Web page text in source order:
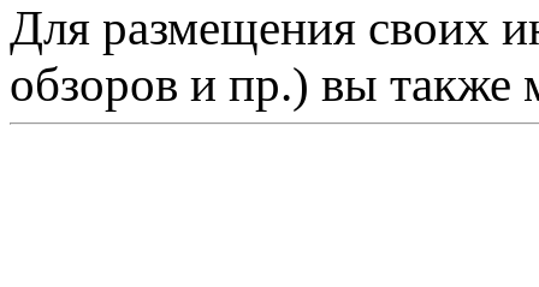
Для размещения своих
обзоров и пр.) вы также